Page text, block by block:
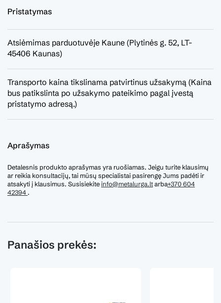
Aprašymas
Detalesnis produkto aprašymas yra ruošiamas. Jeigu turite klausimų
ar reikia konsultacijų, tai mūsų specialistai pasirengę Jums padėti ir
atsakyti į klausimus. Susisiekiteinfo@metalurga.ltarba+370 604
42394 .
Pristatymas
Atsiėmimas parduotuvėje Kaune (Plytinės g. 52, LT-
45406 Kaunas)
Transporto kaina tikslinama patvirtinus užsakymą (Kaina
bus patikslinta po užsakymo pateikimo pagal įvestą
pristatymo adresą.)
Panašios prekės: